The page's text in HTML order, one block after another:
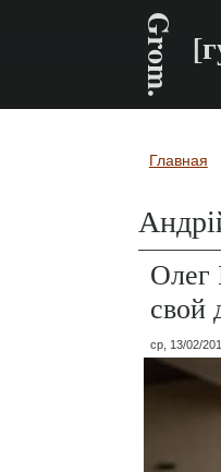
Grom.
Вы
Главная
Олег
свой
ср, 13/02/